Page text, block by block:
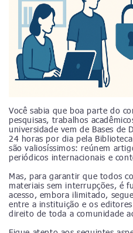
Você sabia que boa parte do
pesquisas, trabalhos
universidade vem de Bases de
24 horas por dia pela
são valiosíssimos: reúnem
periódicos internacionais e
Mas, para garantir que todos
materiais sem interrupções, é
acesso, embora ilimitado,
entre a instituição e os
direito de toda a comunidade